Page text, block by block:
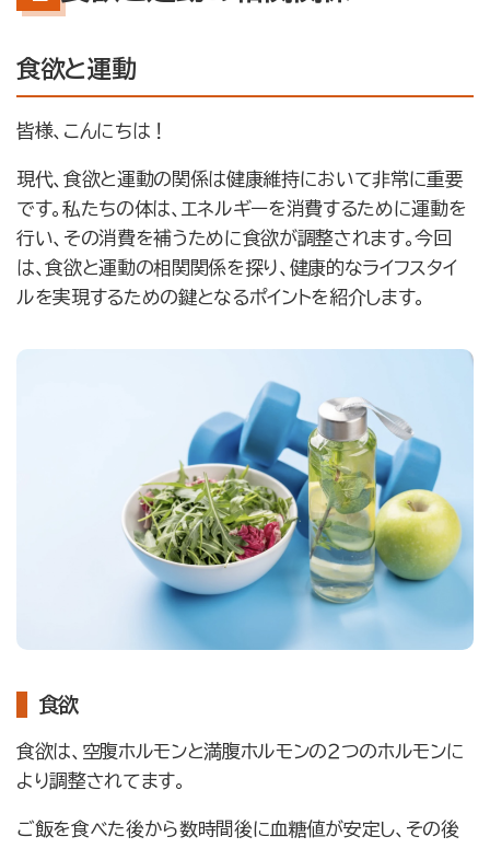
食欲と運動
皆様、こんにちは！
現代、食欲と運動の関係は健康維持において非常に重要
です。私たちの体は、エネルギーを消費するために運動を
行い、その消費を補うために食欲が調整されます。今回
は、食欲と運動の相関関係を探り、健康的なライフスタイ
ルを実現するための鍵となるポイントを紹介します。
食欲
食欲は、空腹ホルモンと満腹ホルモンの２つのホルモンに
より調整されてます。
ご飯を食べた後から数時間後に血糖値が安定し、その後